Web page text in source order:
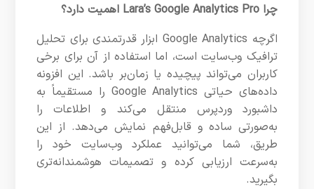
چرا Lara’s Google Analytics Pro اهمیت دارد؟
اگرچه Google Analytics ابزار قدرتمندی برای تحلیل
ترافیک وب‌سایت است، اما استفاده از آن برای برخی
کاربران می‌تواند پیچیده یا زمان‌بر باشد. این افزونه
داده‌های حیاتی Google Analytics را مستقیماً به
داشبورد وردپرس منتقل می‌کند و اطلاعات را
به‌صورتی ساده و قابل‌فهم نمایش می‌دهد. از این
طریق، شما می‌توانید عملکرد وب‌سایت خود را
به‌سرعت ارزیابی کرده و تصمیمات هوشمندانه‌تری
بگیرید.